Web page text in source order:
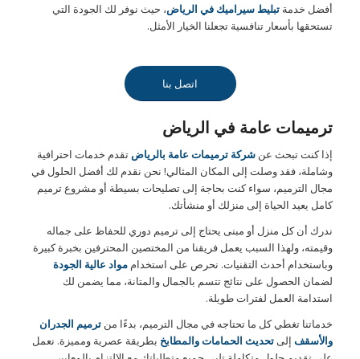
أفضل خدمة تبليط سيراميك في الرياض، حيث نوفر لك الجودة التي
تستحقها بأسعار تنافسية تجعلنا الخيار الأمثل.
اتصل بنا
ترميمات عامة في الرياض
إذا كنت تبحث عن شركة ترميمات عامة بالرياض تقدم خدمات احترافية
وشاملة، فقد وصلت إلى المكان المثالي! نحن نقدم لك أفضل الحلول في
مجال الترميم، سواء كنت بحاجة إلى تصليحات بسيطة أو مشروع ترميم
كامل يعيد الحياة إلى منزلك أو منشأتك.
ندرك أن كل منزل أو مبنى يحتاج إلى ترميم دوري للحفاظ على جماله
وقيمته، ولهذا السبب يعمل فريقنا من المختصين المحترفين بخبرة كبيرة
وباستخدام أحدث التقنيات. نحرص على استخدام مواد عالية الجودة
لضمان الحصول على نتائج تتسم بالجمال والمتانة، مما يضمن لك
استدامة العمل لفترات طويلة.
خدماتنا تغطي كل ما تحتاجه في مجال الترميم، بدءًا من ترميم الجدران
والأسقفإلى تحديث الحمامات والمطابخ بطريقة عصرية ومميزة. نعمل